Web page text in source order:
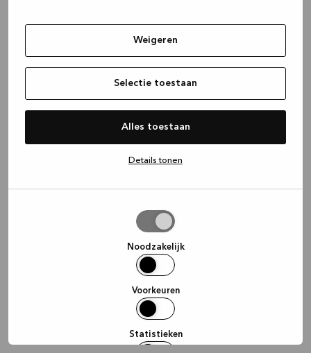
Weigeren
Selectie toestaan
Alles toestaan
Details tonen
Noodzakelijk
Voorkeuren
Statistieken
(see the browser console for more
information).